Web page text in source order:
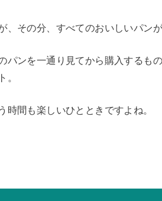
、その分、すべてのおいしいパン
パンを一通り見てから購入するも
。
時間も楽しいひとときですよね。